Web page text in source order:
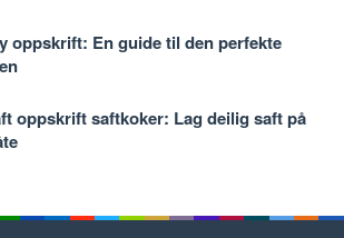
oppskrift: En guide til den perfekte
oppskrift saftkoker: Lag deilig saft på